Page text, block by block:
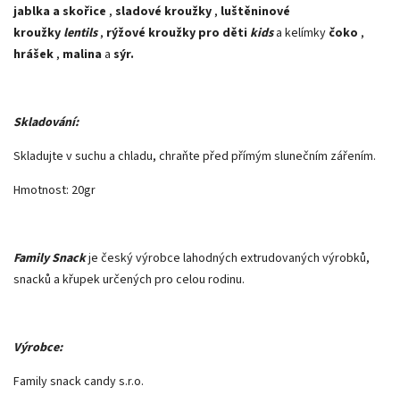
jablka a skořice , sladové kroužky , luštěninové
kroužky lentils, rýžové kroužky pro děti kidsa kelímky čoko ,
hrášek , malina a sýr.
Skladování:
Skladujte v suchu a chladu, chraňte před přímým slunečním zářením.
Hmotnost: 20gr
Family Snackje český výrobce lahodných extrudovaných výrobků,
snacků a křupek určených pro celou rodinu.
Výrobce:
Family snack candy s.r.o.